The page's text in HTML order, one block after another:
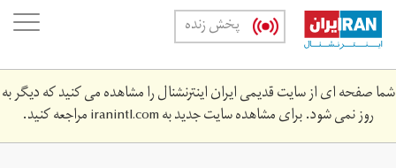
Skip
main
content
پخش زنده
شما صفحه ای از سایت قدیمی ایران اینترنشنال را مشاهده می کنید که دیگر به
روز نمی شود. برای مشاهده سایت جدید بهiranintl.comمراجعه کنید.